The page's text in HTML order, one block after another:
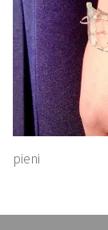
pieni